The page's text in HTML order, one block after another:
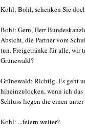
Kohl: Bohl, schenken Sie
Bohl: Gern, Herr
Absicht, die Partner vom
tun. Freigetränke für alle, wir
Grünewald?
Grünewald: Richtig. Es geht
hineinzulocken, wenn ich das
Schluss liegen die einen
Kohl: ...feiern weiter?